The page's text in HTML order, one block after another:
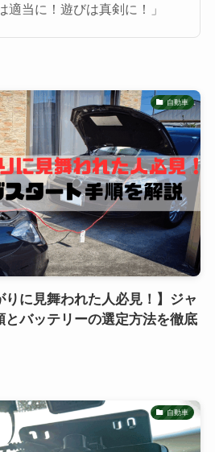
適当に！遊びは真剣に！」
自動車
りに見舞われた人必見！】ジャ
とバッテリーの選定方法を徹底
自動車